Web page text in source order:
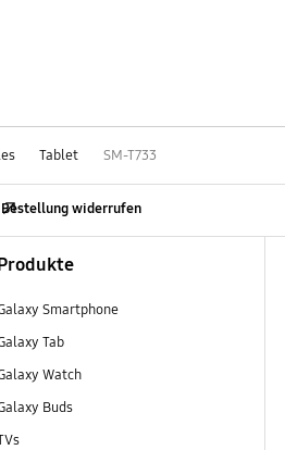
Tablet SM-T733
Bestellung widerrufen
Smartphone
Tab
Watch
Buds